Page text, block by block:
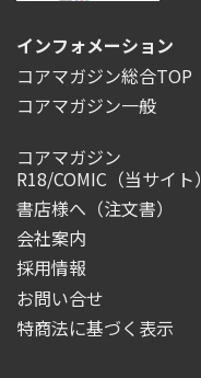
インフォメーション
コアマガジン総合TOP
コアマガジン一般
コアマガジン
R18/COMIC （当サイト）
書店様へ（注文書）
会社案内
採用情報
お問い合せ
特商法に基づく表示